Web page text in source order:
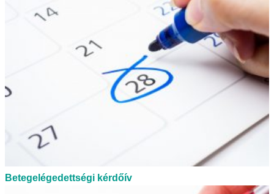
Betegelégedettségi kérdőív